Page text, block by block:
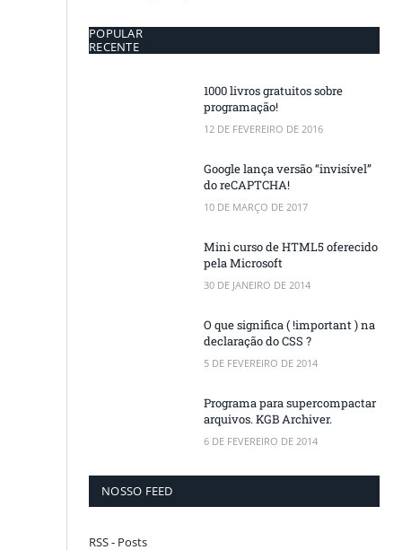
POPULAR
RECENTE
1000 livros gratuitos sobre
programação!
12 DE FEVEREIRO DE 2016
Google lança versão “invisível”
do reCAPTCHA!
10 DE MARÇO DE 2017
Mini curso de HTML5 oferecido
pela Microsoft
30 DE JANEIRO DE 2014
O que significa ( !important ) na
declaração do CSS ?
5 DE FEVEREIRO DE 2014
Programa para supercompactar
arquivos. KGB Archiver.
6 DE FEVEREIRO DE 2014
NOSSO FEED
RSS - Posts